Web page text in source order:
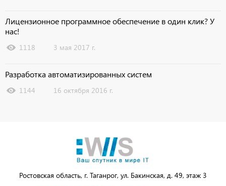
Лицензионное программное обеспечение в один клик? У
нас!
1118 3 мая 2017 г.
Разработка автоматизированных систем
1144 16 октября 2016 г.
Ростовская область, г. Таганрог, ул. Бакинская, д. 49, этаж 3